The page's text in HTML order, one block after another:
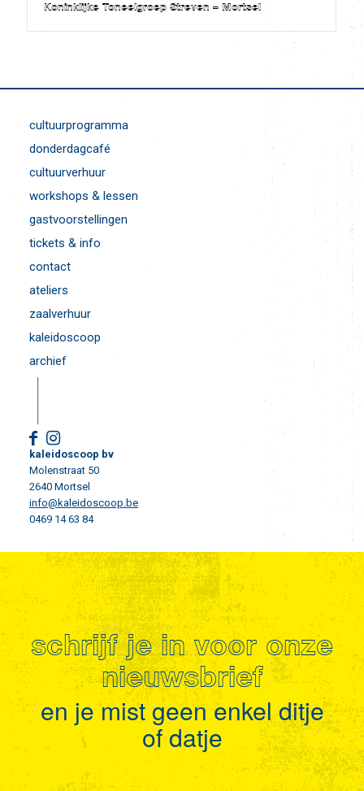
Koninklijke Toneelgroep Streven – Mortsel
cultuurprogramma
donderdagcafé
cultuurverhuur
workshops & lessen
gastvoorstellingen
tickets & info
contact
ateliers
zaalverhuur
kaleidoscoop
archief
kaleidoscoop bv
Molenstraat 50
2640 Mortsel
info@kaleidoscoop.be
0469 14 63 84
schrijf je in voor onze
nieuwsbrief
en je mist geen enkel ditje
of datje